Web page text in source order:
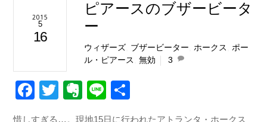
2015
5
16
ピアースのブザービータ
ー
ウィザーズ ブザービーター ,ホークス ,ポー
ル・ピアース
,無効 3
F
T
E
Li
惜しすぎる…。現地15日に行われたアトランタ・ホークス